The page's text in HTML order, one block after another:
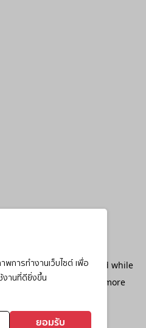
การทำงานเว็บไซต์ เพื่อ
งานที่ดียิ่งขึ้น
ยอมรับ
exception has occurred while
the browser console
for more